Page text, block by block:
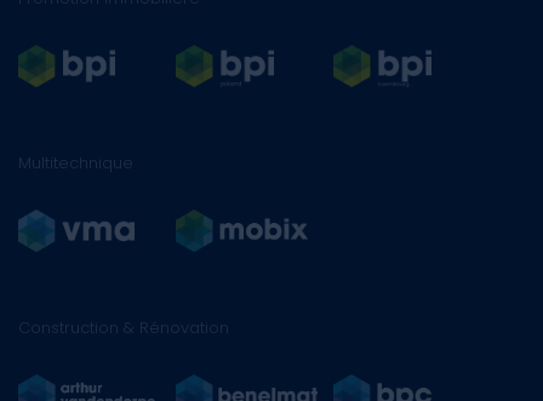
Multitechnique
Construction & Rénovation